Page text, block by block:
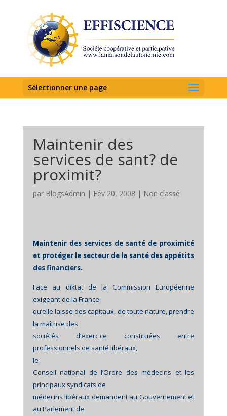
Sélectionner une page
Maintenir des
services de sant? de
proximit?
par BlogsAdmin | Fév 20, 2008 | Non classé
Maintenir des services de santé de proximité
et protéger le secteur de la santé des appétits
des financiers.
Face au diktat de la Commission Européenne
exigeant de la France
qu’elle laisse des capitaux, de toute nature, prendre
la maîtrise des
sociétés d’exercice constituées entre
professionnels de santé libéraux,
le
Conseil national de l’Ordre des médecins et les
principaux syndicats de
médecins libéraux demandent au Gouvernement et
au Parlement de